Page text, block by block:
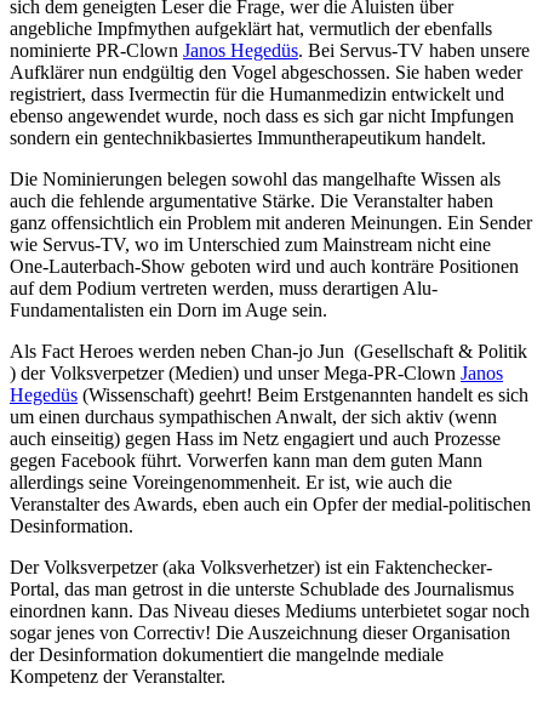
sich dem geneigten Leser die Frage, wer die Aluisten über
angebliche Impfmythen aufgeklärt hat, vermutlich der ebenfalls
nominierte PR-Clown Janos Hegedüs. Bei Servus-TV haben unsere
Aufklärer nun endgültig den Vogel abgeschossen. Sie haben weder
registriert, dass Ivermectin für die Humanmedizin entwickelt und
ebenso angewendet wurde, noch dass es sich gar nicht Impfungen
sondern ein gentechnikbasiertes Immuntherapeutikum handelt.
Die Nominierungen belegen sowohl das mangelhafte Wissen als
auch die fehlende argumentative Stärke. Die Veranstalter haben
ganz offensichtlich ein Problem mit anderen Meinungen. Ein Sender
wie Servus-TV, wo im Unterschied zum Mainstream nicht eine
One-Lauterbach-Show geboten wird und auch konträre Positionen
auf dem Podium vertreten werden, muss derartigen Alu-
Fundamentalisten ein Dorn im Auge sein.
Als Fact Heroes werden neben Chan-jo Jun (Gesellschaft & Politik
) der Volksverpetzer (Medien) und unser Mega-PR-Clown Janos
Hegedüs (Wissenschaft) geehrt! Beim Erstgenannten handelt es sich
um einen durchaus sympathischen Anwalt, der sich aktiv (wenn
auch einseitig) gegen Hass im Netz engagiert und auch Prozesse
gegen Facebook führt. Vorwerfen kann man dem guten Mann
allerdings seine Voreingenommenheit. Er ist, wie auch die
Veranstalter des Awards, eben auch ein Opfer der medial-politischen
Desinformation.
Der Volksverpetzer (aka Volksverhetzer) ist ein Faktenchecker-
Portal, das man getrost in die unterste Schublade des Journalismus
einordnen kann. Das Niveau dieses Mediums unterbietet sogar noch
sogar jenes von Correctiv! Die Auszeichnung dieser Organisation
der Desinformation dokumentiert die mangelnde mediale
Kompetenz der Veranstalter.